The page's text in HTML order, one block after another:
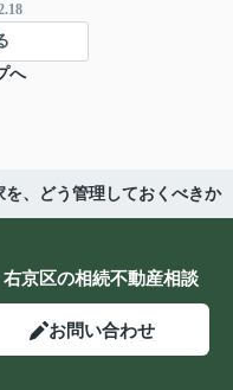
へ
、どう管理しておくべきか
京区の相続不動産相談
お問い合わせ